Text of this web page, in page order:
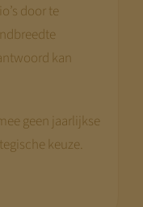
door te
kan
geen jaarlijkse
keuze.